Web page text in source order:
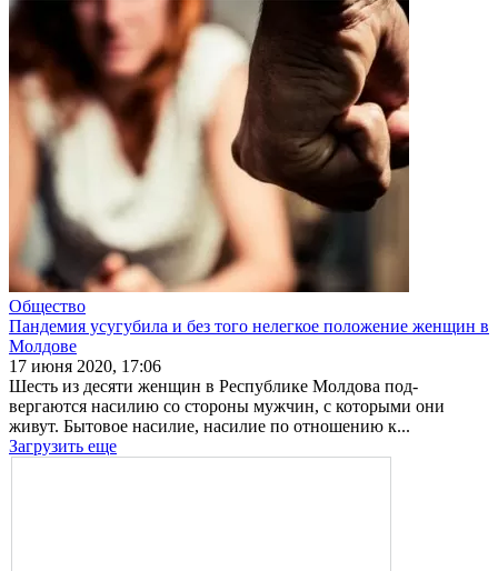
Общество
Пандемия усугубила и без того нелегкое положение женщин в
Молдове
17 июня 2020, 17:06
Шесть из десяти женщин в Республике Молдова под­
вергаются насилию со сто­роны мужчин, с которыми они
живут. Бытовое наси­лие, насилие по отношению к...
Загрузить еще